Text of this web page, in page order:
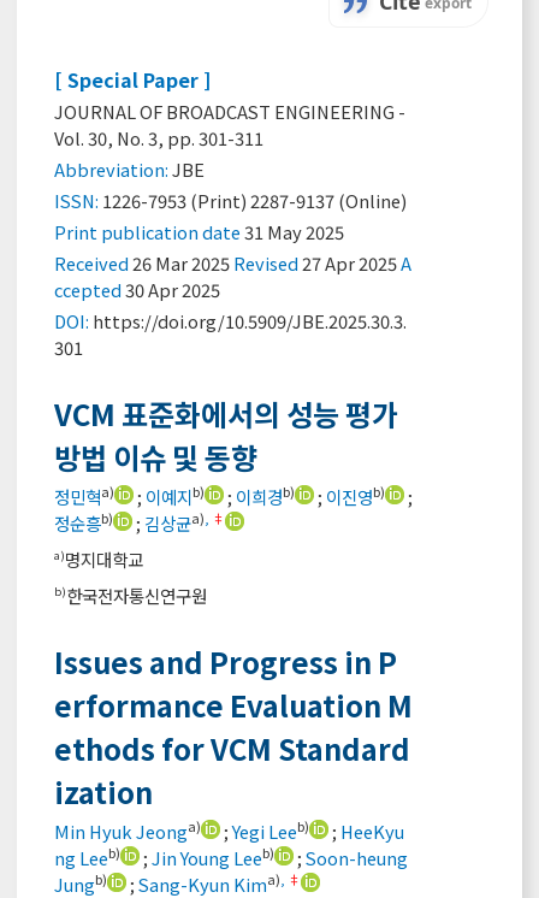
[ Special Paper ]
JOURNAL OF BROADCAST ENGINEERING -
Vol. 30, No. 3, pp. 301-311
Abbreviation:JBE
ISSN: 1226-7953 (Print) 2287-9137 (Online)
Print publication date31 May 2025
Received 26 Mar 2025Revised 27 Apr 2025A
ccepted30 Apr 2025
DOI: https://doi.org/10.5909/JBE.2025.30.3.
301
VCM 표준화에서의 성능 평가
방법 이슈 및 동향
정민혁a) ; 이예지b) ; 이희경b) ; 이진영b)
;
정순흥b) ; 김상균a) ‡
a)명지대학교
b)한국전자통신연구원
Issues and Progress in P
erformance Evaluation M
ethods for VCM Standard
ization
Min Hyuk Jeonga) ;Yegi Leeb) ; HeeKyu
ng Leeb) ;Jin Young Leeb) ;Soon-heung
Jungb) ;Sang-Kyun Kima) ‡